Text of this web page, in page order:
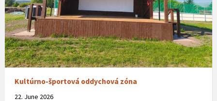
Kultúrno-športová oddychová zóna
22. June 2026